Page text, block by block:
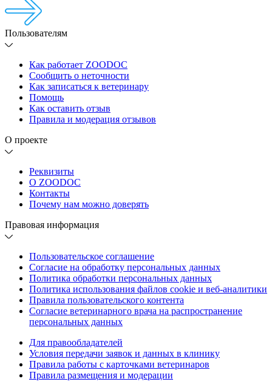
Пользователям
Как работает ZOODOC
Сообщить о неточности
Как записаться к ветеринару
Помощь
Как оставить отзыв
Правила и модерация отзывов
О проекте
Реквизиты
О ZOODOC
Контакты
Почему нам можно доверять
Правовая информация
Пользовательское соглашение
Согласие на обработку персональных данных
Политика обработки персональных данных
Политика использования файлов cookie и веб-аналитики
Правила пользовательского контента
Согласие ветеринарного врача на распространение
персональных данных
Для правообладателей
Условия передачи заявок и данных в клинику
Правила работы с карточками ветеринаров
Правила размещения и модерации